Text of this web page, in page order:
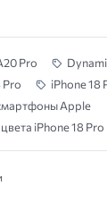
Pro
Pro
iPhone 18
Apple
цвета iPhone 18 Pro